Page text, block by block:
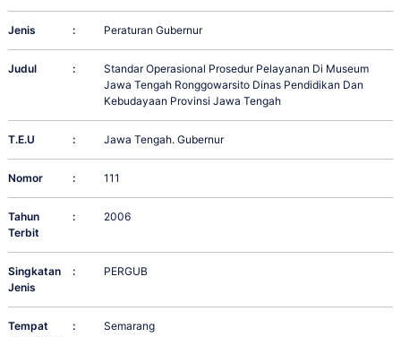
Jenis : Peraturan Gubernur
Judul :
Standar Operasional Prosedur Pelayanan Di Museum
Jawa Tengah Ronggowarsito Dinas Pendidikan Dan
Kebudayaan Provinsi Jawa Tengah
T.E.U : Jawa Tengah. Gubernur
Nomor : 111
Tahun
Terbit
: 2006
Singkatan
Jenis
: PERGUB
Tempat
: Semarang